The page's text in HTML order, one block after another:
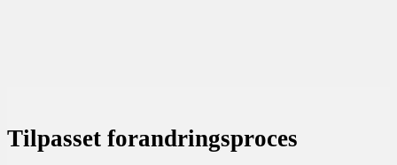
Tilpasset forandringsproces